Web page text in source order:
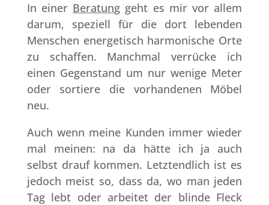
In einer Beratung geht es mir vor allem
darum, speziell für die dort lebenden
Menschen energetisch harmonische Orte
zu schaffen. Manchmal verrücke ich
einen Gegenstand um nur wenige Meter
oder sortiere die vorhandenen Möbel
neu.
Auch wenn meine Kunden immer wieder
mal meinen: na da hätte ich ja auch
selbst drauf kommen. Letztendlich ist es
jedoch meist so, dass da, wo man jeden
Tag lebt oder arbeitet der blinde Fleck